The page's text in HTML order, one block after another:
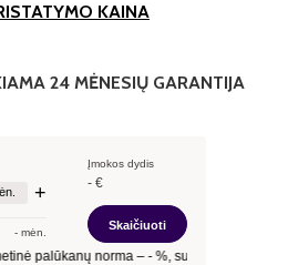
KAINA
24 MĖNESIŲ GARANTIJA